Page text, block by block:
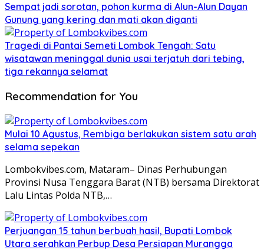
Sempat jadi sorotan, pohon kurma di Alun-Alun Dayan
Gunung yang kering dan mati akan diganti
Tragedi di Pantai Semeti Lombok Tengah: Satu
wisatawan meninggal dunia usai terjatuh dari tebing,
tiga rekannya selamat
Recommendation for You
Mulai 10 Agustus, Rembiga berlakukan sistem satu arah
selama sepekan
Lombokvibes.com, Mataram– Dinas Perhubungan
Provinsi Nusa Tenggara Barat (NTB) bersama Direktorat
Lalu Lintas Polda NTB,…
Perjuangan 15 tahun berbuah hasil, Bupati Lombok
Utara serahkan Perbup Desa Persiapan Murangga